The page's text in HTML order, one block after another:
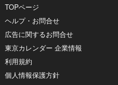
TOPページ
ヘルプ・お問合せ
広告に関するお問合せ
東京カレンダー 企業情報
利用規約
個人情報保護方針